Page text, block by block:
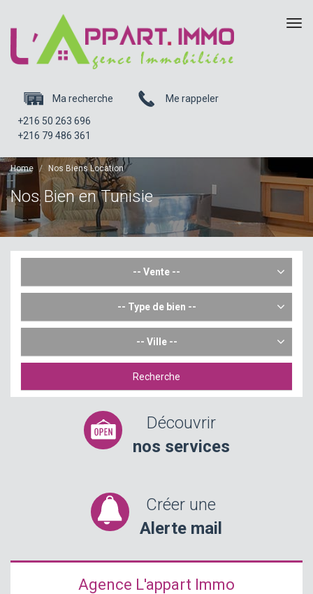
Ma recherche
Me rappeler
+216 50 263 696
+216 79 486 361
Home Nos Biens Location
Nos Bien en Tunisie
-- Vente --
-- Type de bien --
-- Ville --
Recherche
Découvrir
nos services
Créer une
Alerte mail
Agence L'appart Immo